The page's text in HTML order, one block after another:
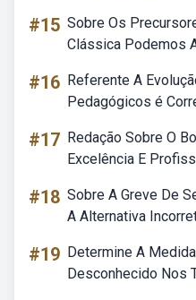
#15 Sobre Os
Clássica Podemos
#16 Referente A
Pedagógicos é
#17 Redação Sobre O
Excelência E
#18 Sobre A Greve De
A Alternativa
#19 Determine A
Desconhecido Nos